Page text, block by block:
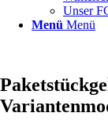
Unser
Menü Menü